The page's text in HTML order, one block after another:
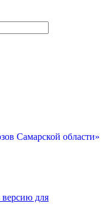
Самарской области»
для